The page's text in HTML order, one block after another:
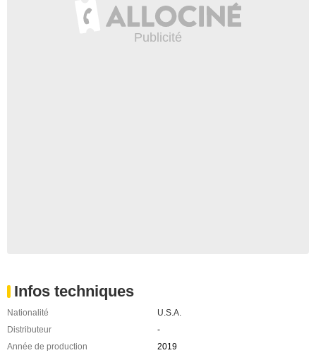
Infos techniques
Nationalité
U.S.A.
Distributeur
-
Année de production
2019